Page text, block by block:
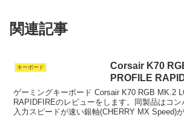
関連記事
キーボード
Corsair K70
PROFILE
ゲーミングキーボード Corsair K70 RGB MK.2
RAPIDFIREのレビューをします。同製品はコン
入力スピードが速い銀軸(CHERRY MX Speed)